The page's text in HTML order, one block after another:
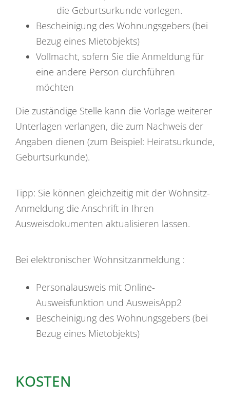
die Geburtsurkunde vorlegen.
Bescheinigung des Wohnungsgebers (bei
Bezug eines Mietobjekts)
Vollmacht, sofern Sie die Anmeldung für
eine andere Person durchführen
möchten
Die zuständige Stelle kann die Vorlage weiterer
Unterlagen verlangen, die zum Nachweis der
Angaben dienen (zum Beispiel: Heiratsurkunde,
Geburtsurkunde).
Tipp: Sie können gleichzeitig mit der Wohnsitz-
Anmeldung die Anschrift in Ihren
Ausweisdokumenten aktualisieren lassen.
Bei elektronischer Wohnsitzanmeldung :
Personalausweis mit Online-
Ausweisfunktion und AusweisApp2
Bescheinigung des Wohnungsgebers (bei
Bezug eines Mietobjekts)
KOSTEN